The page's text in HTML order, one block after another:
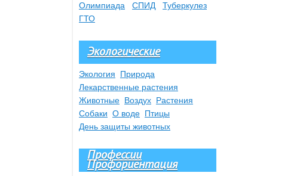
Олимпиада
СПИД
Туберкулез
ГТО
Экологические
Экология
Природа
Лекарственные растения
Животные Воздух Растения
Собаки О воде Птицы
День защиты животных
Профессии
Профориентация